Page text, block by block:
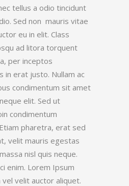
tellus a odio tincidunt
Sed non mauris vitae
eu in elit. Class
ad litora torquent
per inceptos
in erat justo. Nullam ac
condimentum sit amet
elit. Sed ut
condimentum
pharetra, erat sed
velit mauris egestas
nisl quis neque.
enim. Lorem Ipsum
velit auctor aliquet.